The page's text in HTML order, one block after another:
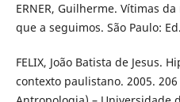
ERNER, Guilherme. Vítimas
que a seguimos. São Paulo:
FELIX, João Batista de Jesus.
contexto paulistano. 2005.